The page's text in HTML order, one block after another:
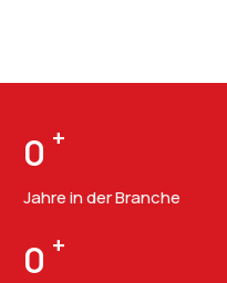
0 +
Jahre in der Branche
0 +